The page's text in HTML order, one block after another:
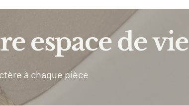
espace de vie
à chaque pièce